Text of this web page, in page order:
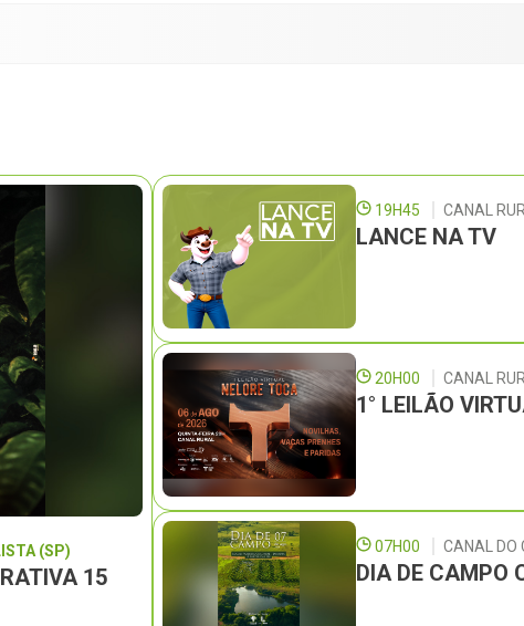
(SP)
15
19H45 CANAL
LANCE NA TV
20H00 CANAL
1° LEILÃO
07H00 CANAL DO
DIA DE CAMPO